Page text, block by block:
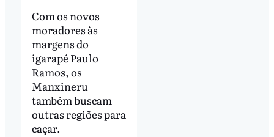
Com os novos
moradores às
margens do
igarapé Paulo
Ramos, os
Manxineru
também buscam
outras regiões para
caçar.